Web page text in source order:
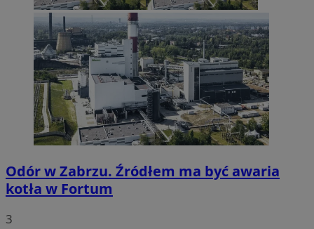
Odór w Zabrzu. Źródłem ma być awaria
kotła w Fortum
3